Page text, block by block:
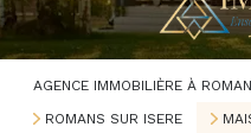
AGENCE IMMOBILIÈRE À
ROMANS SUR ISERE